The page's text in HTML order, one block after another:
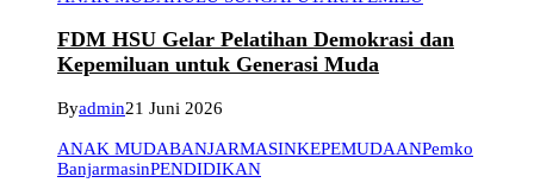
FDM HSU Gelar Pelatihan Demokrasi dan
Kepemiluan untuk Generasi Muda
Byadmin21 Juni 2026
ANAK MUDABANJARMASINKEPEMUDAANPemko
BanjarmasinPENDIDIKAN